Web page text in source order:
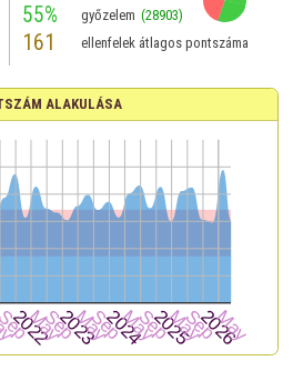
55% győzelem (28903)
161 ellenfelek átlagos pontszáma
ALAKULÁSA